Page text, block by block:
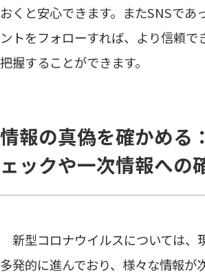
おくと安心できます。またSNSであ
ントをフォローすれば、より信頼で
把握することができます。
情報の真偽を確かめる
ェックや一次情報への
新型コロナウイルスについては、
多発的に進んでおり、様々な情報が